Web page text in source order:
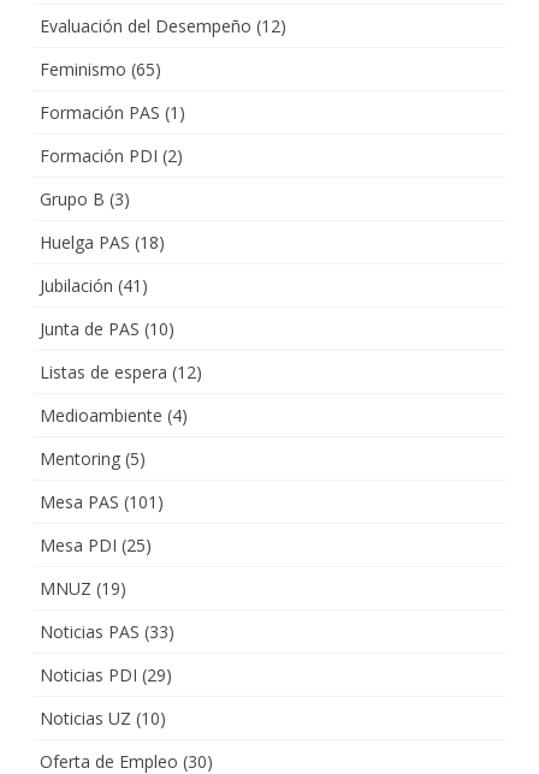
Evaluación del Desempeño (12)
Feminismo (65)
Formación PAS (1)
Formación PDI (2)
Grupo B (3)
Huelga PAS (18)
Jubilación (41)
Junta de PAS (10)
Listas de espera (12)
Medioambiente (4)
Mentoring (5)
Mesa PAS (101)
Mesa PDI (25)
MNUZ (19)
Noticias PAS (33)
Noticias PDI (29)
Noticias UZ (10)
Oferta de Empleo (30)